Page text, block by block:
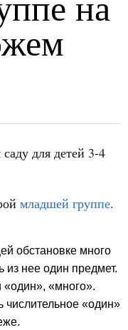
для детей 3-4
младшей группе.
обстановке много
нее один предмет.
«один», «много».
числительное «один»